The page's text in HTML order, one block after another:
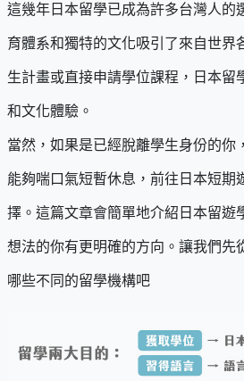
這幾年日本留學已成為許多台灣人的
育體系和獨特的文化吸引了來自世界
生計畫或直接申請學位課程，日本留
和文化體驗。
當然，如果是已經脫離學生身份的你
能夠喘口氣短暫休息，前往日本短期
擇。這篇文章會簡單地介紹日本留遊
想法的你有更明確的方向。讓我們先
哪些不同的留學機構吧